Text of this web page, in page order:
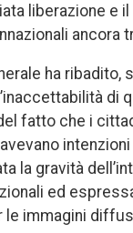
liberazione e
ancora
ha ribadito,
di
fatto che i
la gravità
ed
le immagini